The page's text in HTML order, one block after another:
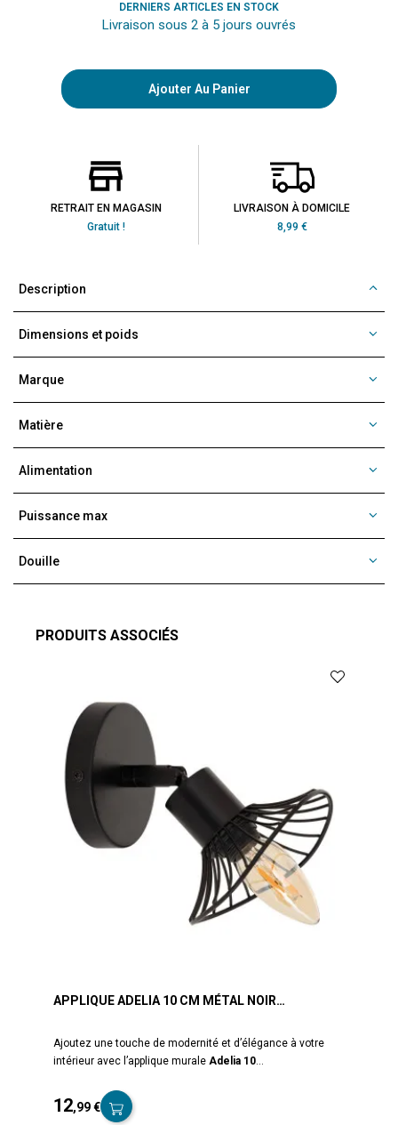
DERNIERS ARTICLES EN STOCK
Livraison sous 2 à 5 jours ouvrés
Ajouter Au Panier
RETRAIT EN MAGASIN
Gratuit !
LIVRAISON À DOMICILE
8,99 €
Description
Dimensions et poids
Marque
Matière
Alimentation
Puissance max
Douille
PRODUITS ASSOCIÉS
APPLIQUE ADELIA 10 CM MÉTAL NOIR
Ajoutez une touche de modernité et d’élégance à votre
intérieur avec l’applique murale Adelia 10
applique en
métal noir mat
tous les styles de décoration : industriel, contemporain ou
12,99 €